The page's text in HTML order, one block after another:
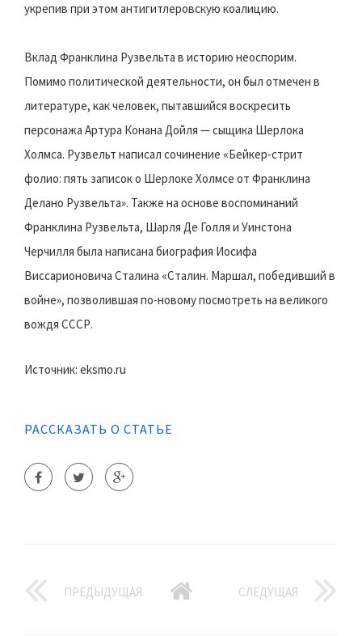
укрепив при этом антигитлеровскую коалицию.
Вклад Франклина Рузвельта в историю неоспорим.
Помимо политической деятельности, он был отмечен в
литературе, как человек, пытавшийся воскресить
персонажа Артура Конана Дойля — сыщика Шерлока
Холмса. Рузвельт написал сочинение «Бейкер-стрит
фолио: пять записок о Шерлоке Холмсе от Франклина
Делано Рузвельта». Также на основе воспоминаний
Франклина Рузвельта, Шарля Де Голля и Уинстона
Черчилля была написана биография Иосифа
Виссарионовича Сталина «Сталин. Маршал, победивший в
войне», позволившая по-новому посмотреть на великого
вождя СССР.
Источник: eksmo.ru
РАССКАЗАТЬ О СТАТЬЕ
ПРЕДЫДУЩАЯ СЛЕДУЩАЯ